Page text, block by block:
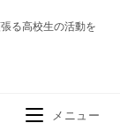
る高校生の活動を
メニュー